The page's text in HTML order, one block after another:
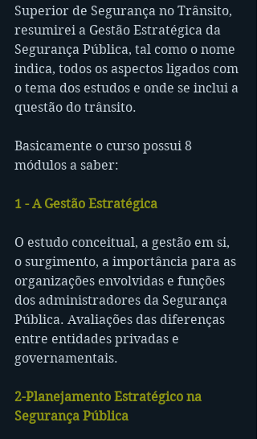
Superior de Segurança no Trânsito,
resumirei a Gestão Estratégica da
Segurança Pública, tal como o nome
indica, todos os aspectos ligados com
o tema dos estudos e onde se inclui a
questão do trânsito.
Basicamente o curso possui 8
módulos a saber:
1 - A Gestão Estratégica
O estudo conceitual, a gestão em si,
o surgimento, a importância para as
organizações envolvidas e funções
dos administradores da Segurança
Pública. Avaliações das diferenças
entre entidades privadas e
governamentais.
2-Planejamento Estratégico na
Segurança Pública